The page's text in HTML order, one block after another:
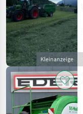
Kleinanzeige